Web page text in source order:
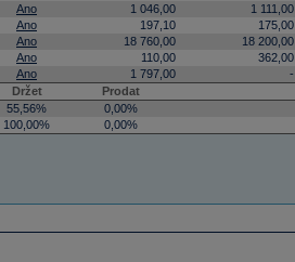
Ano 1 046,00 1 111,00
Ano 197,10 175,00
Ano 18 760,00 18 200,00
Ano 110,00 362,00
Ano 1 797,00 -
Držet
Prodat
55,56%
0,00%
100,00% 0,00%